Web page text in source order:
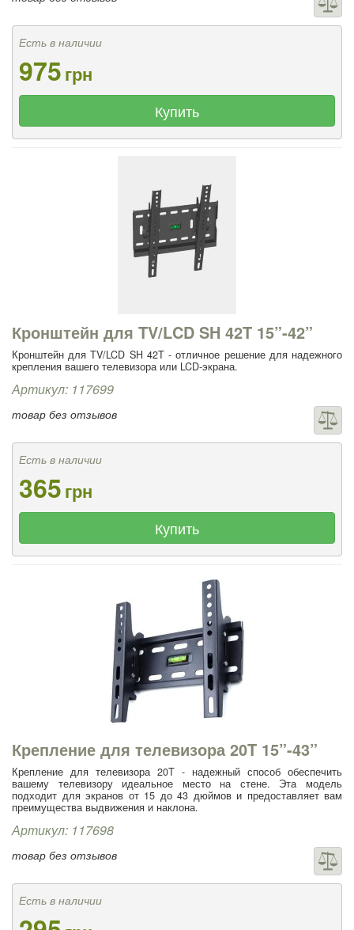
Есть в наличии
975грн
Купить
Кронштейн для TV/LCD SH 42T 15”-42”
Кронштейн для TV/LCD SH 42T - отличное решение для надежного
крепления вашего телевизора или LCD-экрана.
Артикул: 117699
товар без отзывов
Есть в наличии
365грн
Купить
Крепление для телевизора 20T 15”-43”
Крепление для телевизора 20T - надежный способ обеспечить
вашему телевизору идеальное место на стене. Эта модель
подходит для экранов от 15 до 43 дюймов и предоставляет вам
преимущества выдвижения и наклона.
Артикул: 117698
товар без отзывов
Есть в наличии